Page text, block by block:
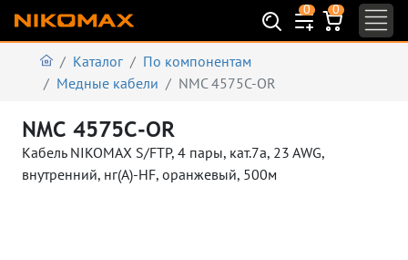
0 0
Каталог
По компонентам
Медные кабели
NMC 4575C-OR
NMC 4575C-OR
Кабель NIKOMAX S/FTP, 4 пары, кат.7a, 23 AWG,
внутренний, нг(А)-HF, оранжевый, 500м